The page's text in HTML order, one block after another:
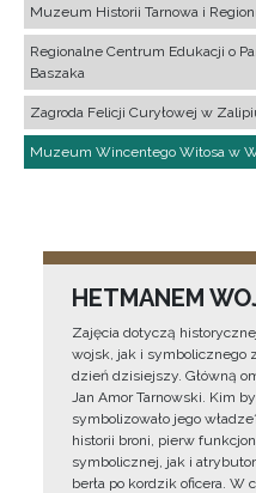
Muzeum Historii Tarnowa i
Regionalne Centrum Edukacji o
Baszaka
Zagroda Felicji Curyłowej w
Muzeum Wincentego Witosa w
HETMANEM
Zajęcia dotyczą
wojsk, jak i symbolicznego
dzień dzisiejszy. Główną
Jan Amor Tarnowski. Kim
symbolizowało jego
historii broni, pierw
symbolicznej, jak i
berła po kordzik oficera.